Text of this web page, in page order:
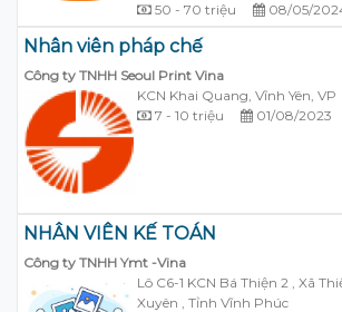
50 - 70 triệu
08/05/
Nhân viên pháp chế
Công ty TNHH Seoul Print Vina
KCN Khai Quang, Vĩnh Yên, VP
7 - 10 triệu
01/08/2023
NHÂN VIÊN KẾ TOÁN
Công ty TNHH Ymt -Vina
Lô C6-1 KCN Bá Thiện 2 , Xã
Xuyên , Tỉnh Vĩnh Phúc